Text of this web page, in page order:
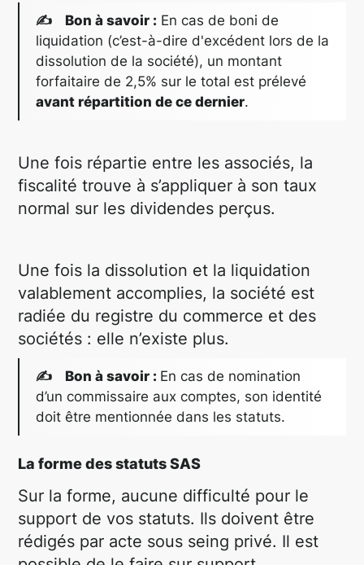
✍ Bon à savoir : En cas de boni de
liquidation (c’est-à-dire d'excédent lors de la
dissolution de la société), un montant
forfaitaire de 2,5% sur le total est prélevé
avant répartition de ce dernier.
Une fois répartie entre les associés, la
fiscalité trouve à s’appliquer à son taux
normal sur les dividendes perçus.
Une fois la dissolution et la liquidation
valablement accomplies, la société est
radiée du registre du commerce et des
sociétés : elle n’existe plus.
✍ Bon à savoir : En cas de nomination
d’un commissaire aux comptes, son identité
doit être mentionnée dans les statuts.
La forme des statuts SAS
Sur la forme, aucune difficulté pour le
support de vos statuts. Ils doivent être
rédigés par acte sous seing privé. Il est